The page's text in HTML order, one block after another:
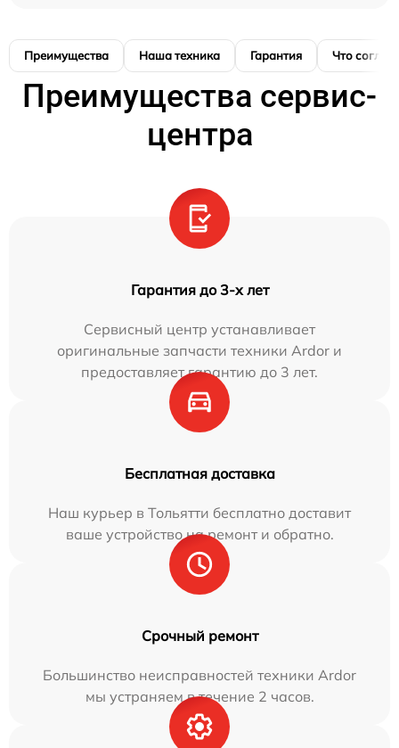
Преимущества Наша техника Гарантия Что
Преимущества сервис-
центра
Гарантия до 3-х лет
Сервисный центр устанавливает
оригинальные запчасти техники Ardor и
предоставляет гарантию до 3 лет.
Бесплатная доставка
Наш курьер в Тольятти бесплатно доставит
ваше устройство на ремонт и обратно.
Срочный ремонт
Большинство неисправностей техники Ardor
мы устраняем в течение 2 часов.